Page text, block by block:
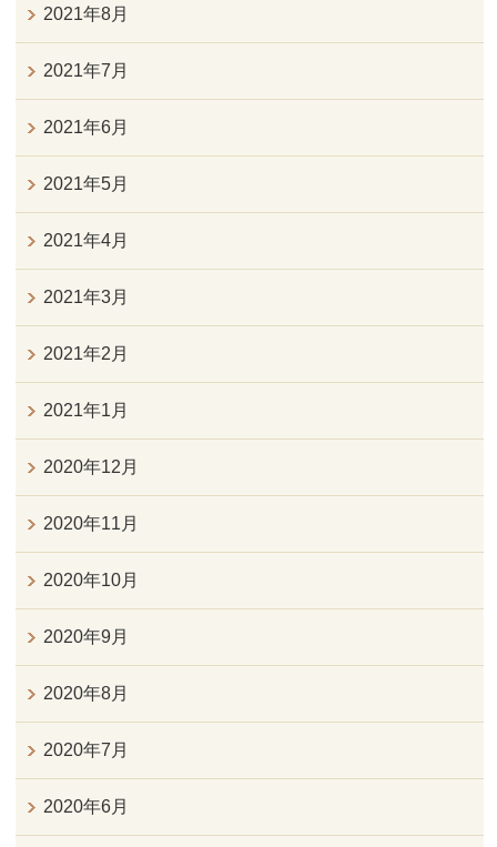
2021年8月
2021年7月
2021年6月
2021年5月
2021年4月
2021年3月
2021年2月
2021年1月
2020年12月
2020年11月
2020年10月
2020年9月
2020年8月
2020年7月
2020年6月